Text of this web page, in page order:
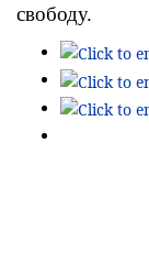
свободу.